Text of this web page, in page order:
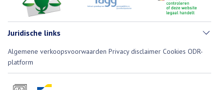
Juridische links
Algemene verkoopsvoorwaarden Privacy disclaimer Cookies ODR-
platform